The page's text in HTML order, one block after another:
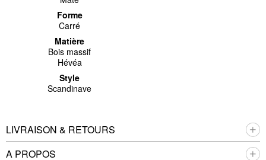
Forme
Carré
Matière
Bois massif
Hévéa
Style
Scandinave
LIVRAISON & RETOURS
A PROPOS